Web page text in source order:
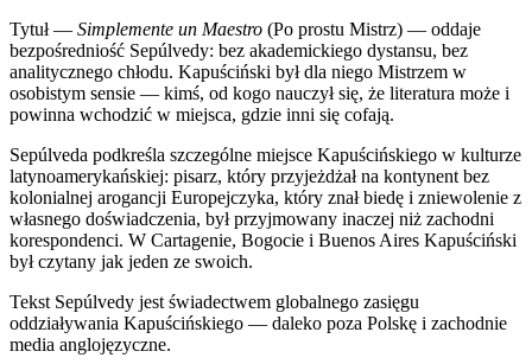
Tytuł — Simplemente un Maestro (Po prostu Mistrz) — oddaje
bezpośredniość Sepúlvedy: bez akademickiego dystansu, bez
analitycznego chłodu. Kapuściński był dla niego Mistrzem w
osobistym sensie — kimś, od kogo nauczył się, że literatura może i
powinna wchodzić w miejsca, gdzie inni się cofają.
Sepúlveda podkreśla szczególne miejsce Kapuścińskiego w kulturze
latynoamerykańskiej: pisarz, który przyjeżdżał na kontynent bez
kolonialnej arogancji Europejczyka, który znał biedę i zniewolenie z
własnego doświadczenia, był przyjmowany inaczej niż zachodni
korespondenci. W Cartagenie, Bogocie i Buenos Aires Kapuściński
był czytany jak jeden ze swoich.
Tekst Sepúlvedy jest świadectwem globalnego zasięgu
oddziaływania Kapuścińskiego — daleko poza Polskę i zachodnie
media anglojęzyczne.